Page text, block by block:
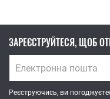
ЗАРЕЄСТРУЙТЕСЯ, ЩОБ
Реєструючись, ви